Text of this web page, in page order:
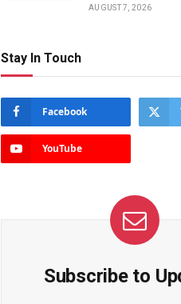
AUGUST 7, 2026
Stay In Touch
Facebook
YouTube
Subscribe to